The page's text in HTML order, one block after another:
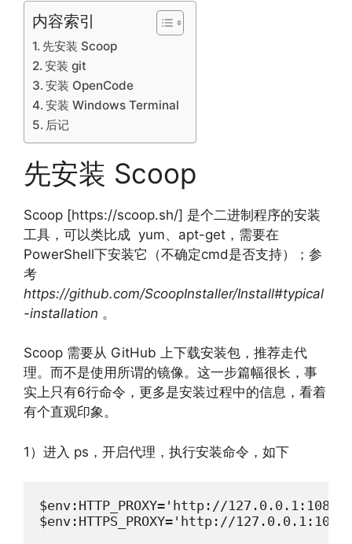
内容索引
先安装 Scoop
安装 git
安装 OpenCode
安装 Windows Terminal
后记
先安装 Scoop
Scoop [https://scoop.sh/] 是个二进制程序的安装
工具，可以类比成 yum、apt-get，需要在
PowerShell下安装它（不确定cmd是否支持）；参
考
https://github.com/ScoopInstaller/Install#typical
-installation 。
Scoop 需要从 GitHub 上下载安装包，推荐走代
理。而不是使用所谓的镜像。这一步篇幅很长，事
实上只有6行命令，更多是安装过程中的信息，看着
有个直观印象。
1）进入 ps，开启代理，执行安装命令，如下
$env:HTTP_PROXY='http://127.0.0.1:1080'
$env:HTTPS_PROXY='http://